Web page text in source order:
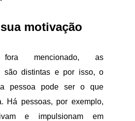
motivação
mencionado, as
são distintas e por isso, o
pessoa pode ser o que
Há pessoas, por exemplo,
e impulsionam em